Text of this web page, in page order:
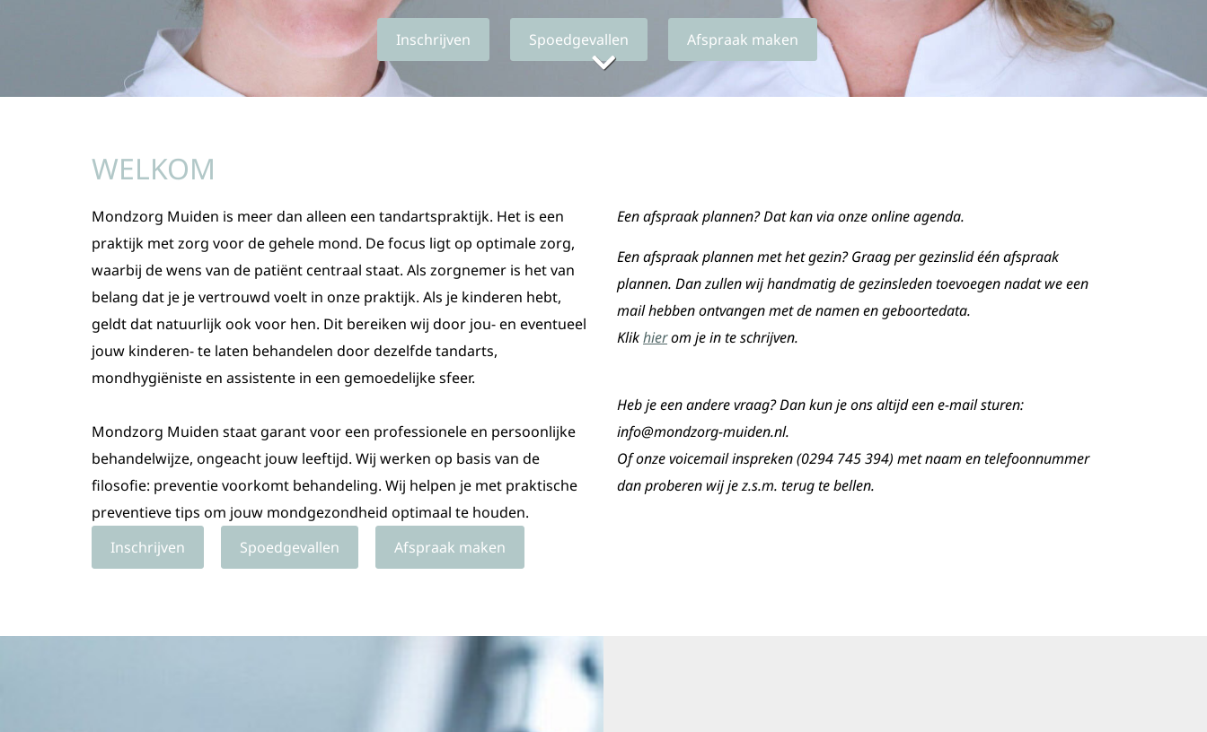
Inschrijven Spoedgevallen Afspraak maken
Inschrijven Spoedgevallen Afspraak maken
Inschrijven Spoedgevallen Afspraak maken
Inschrijven Spoedgevallen Afspraak maken
WELKOM
Mondzorg Muiden is meer dan alleen een tandartspraktijk. Het is een
praktijk met zorg voor de gehele mond. De focus ligt op optimale zorg,
waarbij de wens van de patiënt centraal staat. Als zorgnemer is het van
belang dat je je vertrouwd voelt in onze praktijk. Als je kinderen hebt,
geldt dat natuurlijk ook voor hen. Dit bereiken wij door jou- en eventueel
jouw kinderen- te laten behandelen door dezelfde tandarts,
mondhygiëniste en assistente in een gemoedelijke sfeer.
Mondzorg Muiden staat garant voor een professionele en persoonlijke
behandelwijze, ongeacht jouw leeftijd. Wij werken op basis van de
filosofie: preventie voorkomt behandeling. Wij helpen je met praktische
preventieve tips om jouw mondgezondheid optimaal te houden.
Een afspraak plannen? Dat kan via onze online agenda.
Een afspraak plannen met het gezin? Graag per gezinslid één afspraak
plannen. Dan zullen wij handmatig de gezinsleden toevoegen nadat we een
mail hebben ontvangen met de namen en geboortedata.
Klikhierom je in te schrijven.
Heb je een andere vraag? Dan kun je ons altijd een e-mail sturen:
info@mondzorg-muiden.nl.
Of onze voicemail inspreken (0294 745 394) met naam en telefoonnummer
dan proberen wij je z.s.m. terug te bellen.
Inschrijven Spoedgevallen Afspraak maken